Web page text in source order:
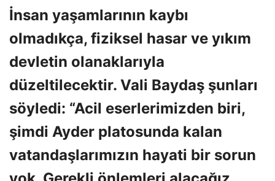
İnsan yaşamlarının kaybı
olmadıkça, fiziksel hasar ve yıkım
devletin olanaklarıyla
düzeltilecektir. Vali Baydaş şunları
söyledi: “Acil eserlerimizden biri,
şimdi Ayder platosunda kalan
vatandaşlarımızın hayati bir sorun